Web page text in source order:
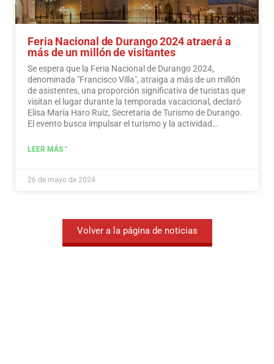
Feria Nacional de Durango 2024 atraerá a
más de un millón de visitantes
Se espera que la Feria Nacional de Durango 2024,
denominada "Francisco Villa", atraiga a más de un millón
de asistentes, una proporción significativa de turistas que
visitan el lugar durante la temporada vacacional, declaró
Elisa María Haro Ruiz, Secretaria de Turismo de Durango.
El evento busca impulsar el turismo y la actividad
LEER MÁS "
26 de mayo de 2024
Volver a la página de noticias